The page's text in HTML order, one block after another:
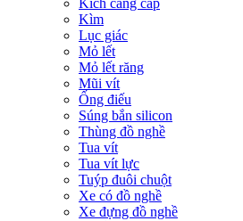
Kích căng cáp
Kìm
Lục giác
Mỏ lết
Mỏ lết răng
Mũi vít
Ống điếu
Súng bắn silicon
Thùng đồ nghề
Tua vít
Tua vít lực
Tuýp đuôi chuột
Xe có đồ nghề
Xe đựng đồ nghề